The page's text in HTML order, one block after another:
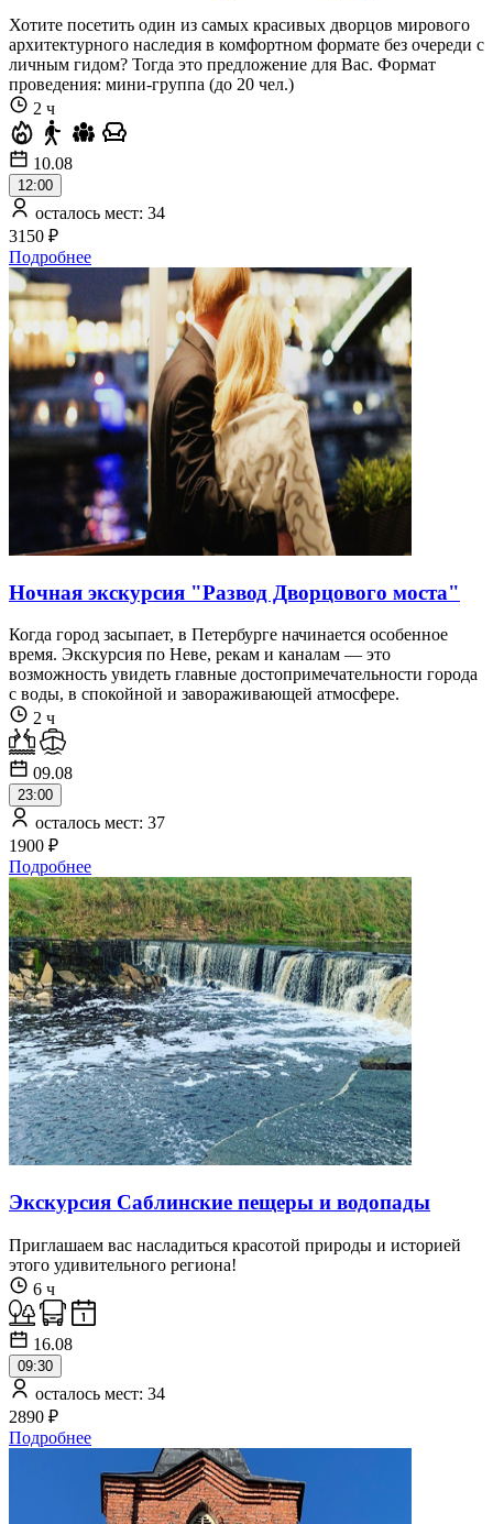
Хотите посетить один из самых красивых дворцов мирового
архитектурного наследия в комфортном формате без очереди с
личным гидом? Тогда это предложение для Вас. Формат
проведения: мини-группа (до 20 чел.)
2 ч
10.08
12:00
осталось мест: 34
3150 ₽
Подробнее
Ночная экскурсия "Развод Дворцового моста"
Когда город засыпает, в Петербурге начинается особенное
время. Экскурсия по Неве, рекам и каналам — это
возможность увидеть главные достопримечательности города
с воды, в спокойной и завораживающей атмосфере.
2 ч
09.08
23:00
осталось мест: 37
1900 ₽
Подробнее
Экскурсия Саблинские пещеры и водопады
Приглашаем вас насладиться красотой природы и историей
этого удивительного региона!
6 ч
16.08
09:30
осталось мест: 34
2890 ₽
Подробнее